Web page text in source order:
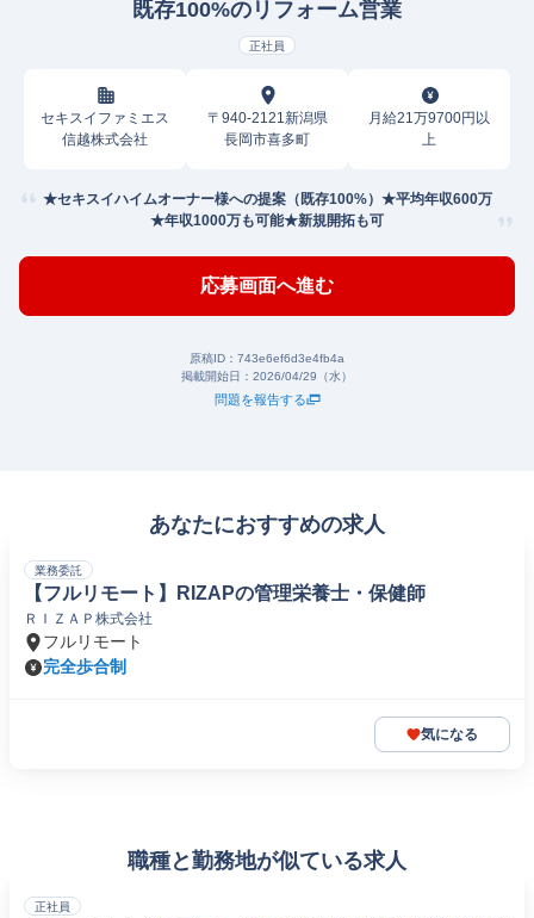
既存100%のリフォーム営業
正社員
セキスイファミエス
信越株式会社
〒940-2121新潟県
長岡市喜多町
月給21万9700円以
上
★セキスイハイムオーナー様への提案（既存100%）★平均年収600万
★年収1000万も可能★新規開拓も可
応募画面へ進む
原稿ID： 743e6ef6d3e4fb4a
掲載開始日： 2026/04/29（水）
問題を報告する
あなたにおすすめの求人
業務委託
【フルリモート】RIZAPの管理栄養士・保健師
ＲＩＺＡＰ株式会社
フルリモート
完全歩合制
気になる
職種と勤務地が似ている求人
正社員